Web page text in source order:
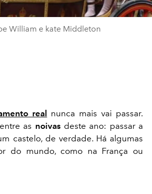
William e kate Middleton
real nunca mais vai passar.
as noivas deste ano: passar a
castelo, de verdade. Há algumas
do mundo, como na França ou